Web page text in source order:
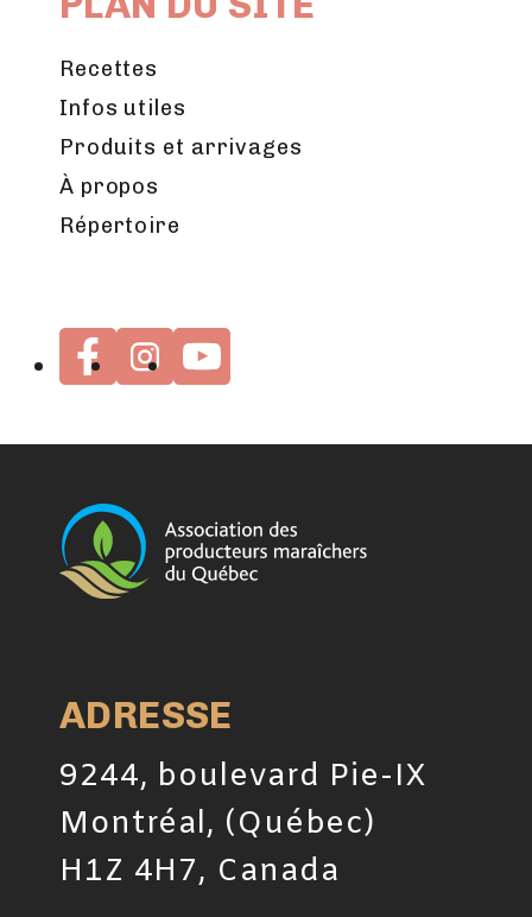
Recettes
Infos utiles
Produits et arrivages
À propos
Répertoire
ADRESSE
9244, boulevard Pie-IX
Montréal, (Québec)
H1Z 4H7, Canada